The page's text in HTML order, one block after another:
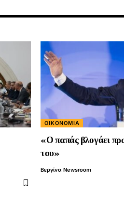
ΟΙΚΟΝΟΜΊΑ
«Ο παπάς βλογάει
του»
Βεργίνα Newsroom